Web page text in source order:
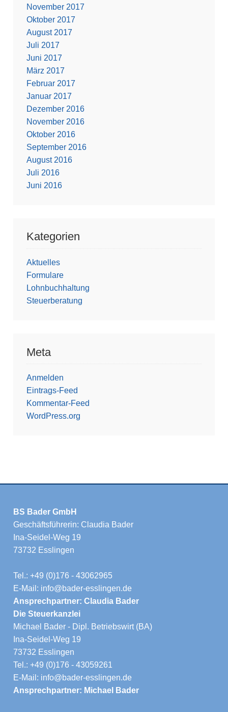
November 2017
Oktober 2017
August 2017
Juli 2017
Juni 2017
März 2017
Februar 2017
Januar 2017
Dezember 2016
November 2016
Oktober 2016
September 2016
August 2016
Juli 2016
Juni 2016
Kategorien
Aktuelles
Formulare
Lohnbuchhaltung
Steuerberatung
Meta
Anmelden
Eintrags-Feed
Kommentar-Feed
WordPress.org
BS Bader GmbH
Geschäftsführerin: Claudia Bader
Ina-Seidel-Weg 19
73732 Esslingen
Tel.: +49 (0)176 - 43062965
E-Mail: info@bader-esslingen.de
Ansprechpartner: Claudia Bader
Die Steuerkanzlei
Michael Bader - Dipl. Betriebswirt (BA)
Ina-Seidel-Weg 19
73732 Esslingen
Tel.: +49 (0)176 - 43059261
E-Mail: info@bader-esslingen.de
Ansprechpartner: Michael Bader